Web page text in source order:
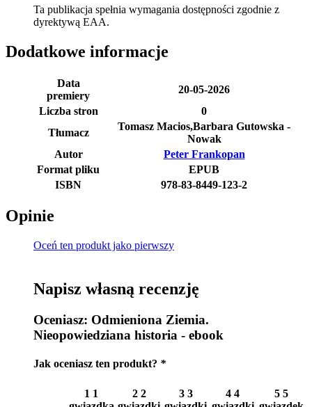
Ta publikacja spełnia wymagania dostępności zgodnie z
dyrektywą EAA.
Dodatkowe informacje
Data
premiery
20-05-2026
Liczba stron
0
Tłumacz
Tomasz Macios,Barbara Gutowska -
Nowak
Autor
Peter Frankopan
Format pliku
EPUB
ISBN
978-83-8449-123-2
Opinie
Oceń ten produkt jako pierwszy
Napisz własną recenzję
Oceniasz: Odmieniona Ziemia.
Nieopowiedziana historia - ebook
Jak oceniasz ten produkt? *
1 1
2 2
3 3
4 4
5 5